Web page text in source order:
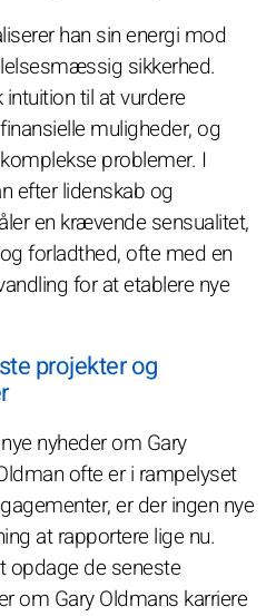
han sin energi mod
sikkerhed.
til at vurdere
muligheder, og
problemer. I
efter lidenskab og
en krævende sensualitet,
forladthed, ofte med en
for at etablere nye
projekter og
nyheder om Gary
ofte er i rampelyset
er der ingen nye
at rapportere lige nu.
opdage de seneste
om Gary Oldmans karriere